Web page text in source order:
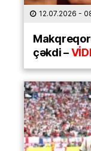
12.07.2026 -
çəkdi –